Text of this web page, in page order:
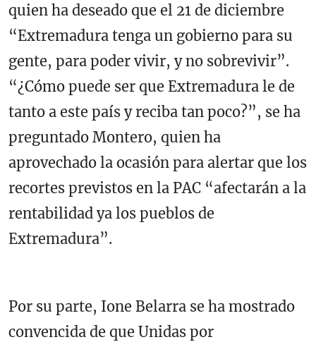
quien ha deseado que el 21 de diciembre
“Extremadura tenga un gobierno para su
gente, para poder vivir, y no sobrevivir”.
“¿Cómo puede ser que Extremadura le de
tanto a este país y reciba tan poco?”, se ha
preguntado Montero, quien ha
aprovechado la ocasión para alertar que los
recortes previstos en la PAC “afectarán a la
rentabilidad ya los pueblos de
Extremadura”.
Por su parte, Ione Belarra se ha mostrado
convencida de que Unidas por